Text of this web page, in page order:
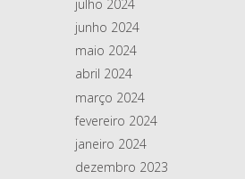
julho 2024
junho 2024
maio 2024
abril 2024
março 2024
fevereiro 2024
janeiro 2024
dezembro 2023